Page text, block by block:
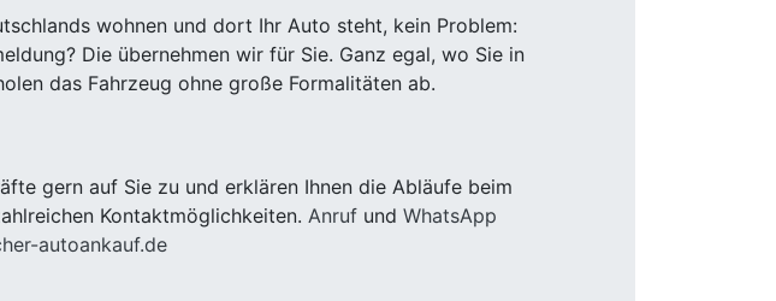
wohnen und dort Ihr Auto steht, kein Problem:
Die übernehmen wir für Sie. Ganz egal, wo Sie in
das Fahrzeug ohne große Formalitäten ab.
gern auf Sie zu und erklären Ihnen die Abläufe beim
Kontaktmöglichkeiten. Anruf und WhatsApp
autoankauf.de